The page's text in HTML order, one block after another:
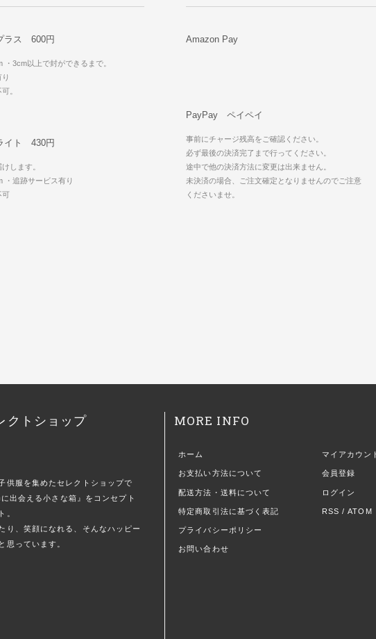
ラス 600円
・3cm以上で封ができるまで。
。
イト 430円
します。
・追跡サービス有り
可
Amazon Pay
PayPay ペイペイ
事前にチャージ残高をご確認ください。
必ず最後の決済完了まで行ってください。
途中で他の決済方法に変更は出来ません。
未決済の場合、ご注文確定となりませんのでご注意
くださいませ。
クトショップ
供服を集めたセレクトショップで
出会える小さな箱』をコンセプト
。
り、笑顔になれる、そんなハッピー
思っています。
MORE INFO
ホーム
お支払い方法について
配送方法・送料について
特定商取引法に基づく表記
プライバシーポリシー
お問い合わせ
マイアカウン
会員登録
ログイン
RSS /ATOM